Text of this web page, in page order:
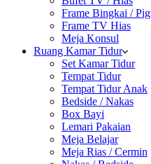
Frame Bingkai /
Frame TV Hias
Meja Konsul
Ruang Kamar Tidur
Set Kamar Tidur
Tempat Tidur
Tempat Tidur Anak
Bedside / Nakas
Box Bayi
Lemari Pakaian
Meja Belajar
Meja Rias / Cermin